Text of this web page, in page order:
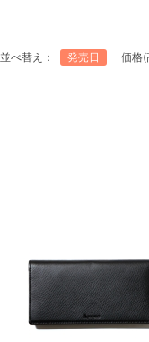
並べ替え： 発売日 価格(